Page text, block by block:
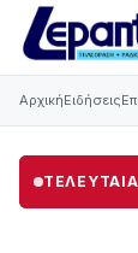
ΑρχικήΕιδήσεις
ΤΕΛΕΥΤΑΙΑ
μεγάλο